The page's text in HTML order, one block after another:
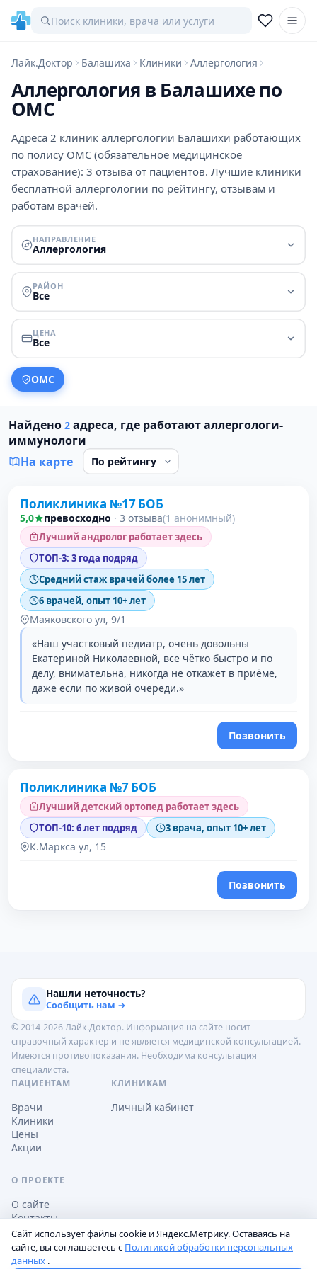
Лайк.Доктор Балашиха Клиники Аллергология
Аллергология в Балашихе по
ОМС
Адреса 2 клиник аллергологии Балашихи работающих
по полису ОМС (обязательное медицинское
страхование): 3 отзыва от пациентов. Лучшие клиники
бесплатной аллергологии по рейтингу, отзывам и
работам врачей.
НАПРАВЛЕНИЕ
Аллергология
РАЙОН
Все
ЦЕНА
Все
ОМС
Найдено 2 адреса, где работают аллергологи-
иммунологи
На карте
1 место в рейтинге
Поликлиника №17 БОБ
5,0 превосходно · 3 отзыва(1 анонимный)
Лучший андролог работает здесь
ТОП-3: 3 года подряд
Средний стаж врачей более 15 лет
6 врачей, опыт 10+ лет
Маяковского ул, 9/1
«Наш участковый педиатр, очень довольны
Екатериной Николаевной, все чётко быстро и по
делу, внимательна, никогда не откажет в приёме,
даже если по живой очереди.»
Позвонить
2 место в рейтинге
Поликлиника №7 БОБ
Лучший детский ортопед работает здесь
ТОП-10: 6 лет подряд
3 врача, опыт 10+ лет
К.Маркса ул, 15
Позвонить
Нашли неточность?
Сообщить нам →
© 2014-2026 Лайк.Доктор. Информация на сайте носит
справочный характер и не является медицинской консультацией.
Имеются противопоказания. Необходима консультация
специалиста.
ПАЦИЕНТАМ
Врачи
Клиники
Цены
Акции
КЛИНИКАМ
Личный кабинет
О ПРОЕКТЕ
О сайте
Контакты
Обработка персональных данных
Сайт использует файлы cookie и Яндекс.Метрику. Оставаясь на
сайте, вы соглашаетесь с Политикой обработки персональных
данных .